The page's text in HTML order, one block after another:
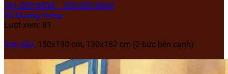
301.000.000₫ – 500.000.000₫
Vũ Quang Hưng
Lượt xem: 81
Sơn dầu, 150x190 cm, 130x162 cm (2 bức bên cạnh)